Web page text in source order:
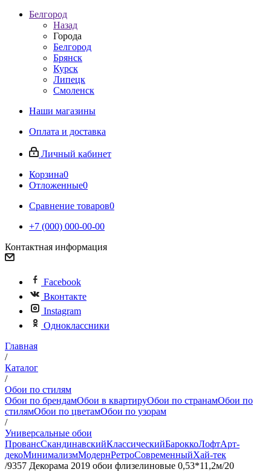
Белгород
Назад
Города
Белгород
Брянск
Курск
Липецк
Смоленск
Наши магазины
Оплата и доставка
Личный кабинет
Корзина0
Отложенные0
Сравнение товаров0
+7 (000) 000-00-00
Контактная информация
Facebook
Вконтакте
Instagram
Одноклассники
Главная
/
Каталог
/
Обои по стилям
Обои по брендамОбои в квартируОбои по странамОбои по
стилямОбои по цветамОбои по узорам
/
Универсальные обои
ПровансСкандинавскийКлассическийБароккоЛофтАрт-
декоМинимализмМодернРетроСовременныйХай-тек
/9357 Декорама 2019 обои флизелиновые 0,53*11,2м/20